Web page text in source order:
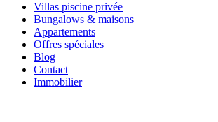
Villas piscine privée
Bungalows & maisons
Appartements
Offres spéciales
Blog
Contact
Immobilier